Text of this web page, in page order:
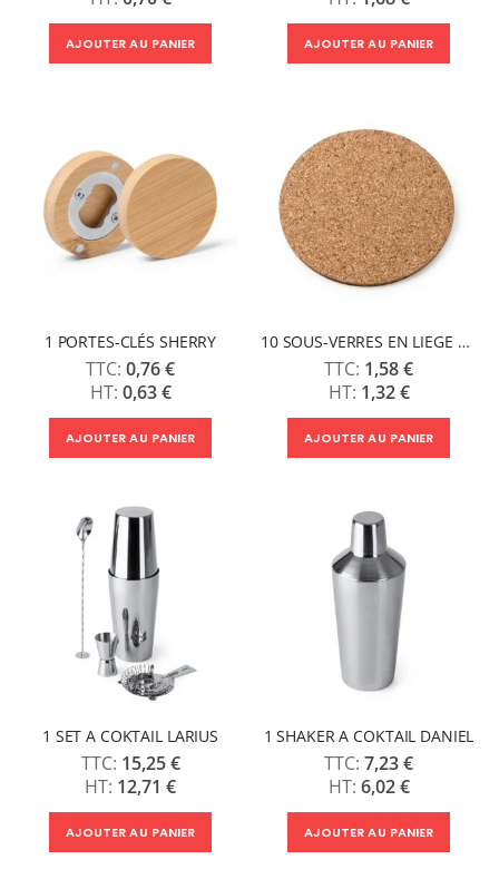
AJOUTER AU PANIER AJOUTER AU PANIER
1 PORTES-CLÉS SHERRY
0,76 €
0,63 €
AJOUTER AU PANIER
10 SOUS-VERRES EN LIEGE CHALA
1,58 €
1,32 €
AJOUTER AU PANIER
1 SET A COKTAIL LARIUS
15,25 €
12,71 €
AJOUTER AU PANIER
1 SHAKER A COKTAIL DANIEL
7,23 €
6,02 €
AJOUTER AU PANIER